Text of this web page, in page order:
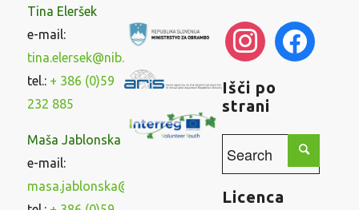
Tina Eleršek
e-mail:
tina.elersek@nib.si
tel.: + 386 (0)59
232 885
Maša Jablonska
e-mail:
masa.jablonska@nib.si
instagramfacebook
Išči po
strani
Licenca